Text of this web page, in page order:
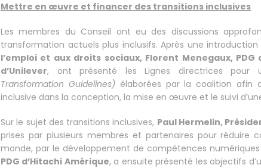
Mettre en œuvre et financer des transitions inclusives
Les membres du Conseil ont eu des discussions
transformation actuels plus inclusifs. Après une introduction
l’emploi et aux droits sociaux, Florent Menegaux,
d’Unilever, ont présenté les Lignes directrices pour
Transformation Guidelines)élaborées par la coalition afin
inclusive dans la conception, la mise en œuvre et le suivi
Sur le sujet des transitions inclusives, Paul Hermelin,
prises par plusieurs membres et partenaires pour réduire
monde, par le développement de compétences
PDG d’Hitachi Amérique, a ensuite présenté les objectifs